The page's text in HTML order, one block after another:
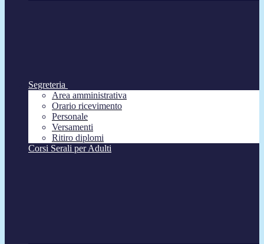
Segreteria
Area amministrativa
Orario ricevimento
Personale
Versamenti
Ritiro diplomi
Corsi Serali per Adulti